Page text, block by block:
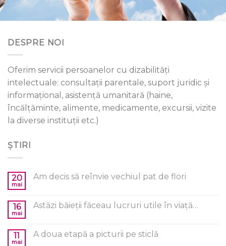
DESPRE NOI
Oferim servicii persoanelor cu dizabilități
intelectuale: consultații parentale, suport juridic și
informațional, asistență umanitară (haine,
încălțăminte, alimente, medicamente, excursii, vizite
la diverse instituții etc.)
ȘTIRI
20
mai
Am decis să reînvie vechiul pat de flori
16
mai
Astăzi băieții făceau lucruri utile în viață…
11
mai
A doua etapă a picturii pe sticlă